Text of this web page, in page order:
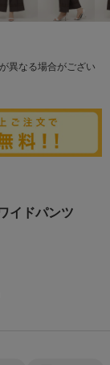
異なる場合がござい
イドパンツ